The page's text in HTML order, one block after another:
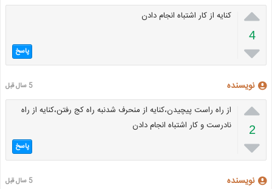

4

کنایه از کار اشتباه انجام دادن
پاسخ
نویسنده 5 سال قبل

2

از راه راست پیچیدن،کنایه از منحرف شدنبه راه کج رفتن،کنایه از راه
نادرست و کار اشتباه انجام دادن
پاسخ
نویسنده 5 سال قبل